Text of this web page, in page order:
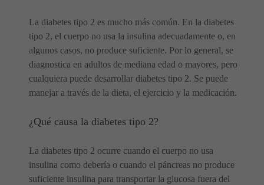
La diabetes tipo 2 es mucho más común. En la diabetes
tipo 2, el cuerpo no usa la insulina adecuadamente o, en
algunos casos, no produce suficiente. Por lo general, se
diagnostica en adultos de mediana edad o mayores, pero
cualquiera puede desarrollar diabetes tipo 2. Se puede
manejar a través de la dieta, el ejercicio y la medicación.
¿Qué causa la diabetes tipo 2?
La diabetes tipo 2 ocurre cuando el cuerpo no usa
insulina como debería o cuando el páncreas no produce
suficiente insulina para transportar la glucosa fuera del